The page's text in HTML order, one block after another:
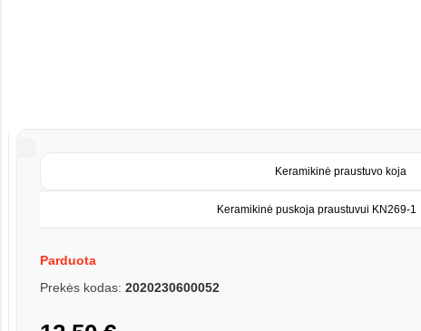
Keramikinė praustuvo koja
Keramikinė puskoja praustuvui KN269-1
Parduota
Prekės kodas: 2020230600052